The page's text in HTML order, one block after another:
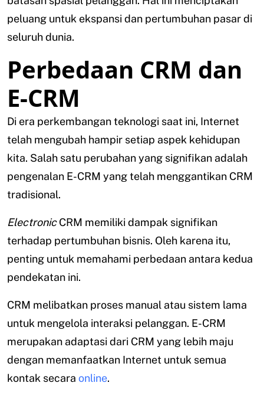
peluang untuk ekspansi dan pertumbuhan pasar di
seluruh dunia.
Perbedaan CRM dan
E-CRM
Di era perkembangan teknologi saat ini, Internet
telah mengubah hampir setiap aspek kehidupan
kita. Salah satu perubahan yang signifikan adalah
pengenalan E-CRM yang telah menggantikan CRM
tradisional.
ElectronicCRM memiliki dampak signifikan
terhadap pertumbuhan bisnis. Oleh karena itu,
penting untuk memahami perbedaan antara kedua
pendekatan ini.
CRM melibatkan proses manual atau sistem lama
untuk mengelola interaksi pelanggan. E-CRM
merupakan adaptasi dari CRM yang lebih maju
dengan memanfaatkan Internet untuk semua
kontak secara online.